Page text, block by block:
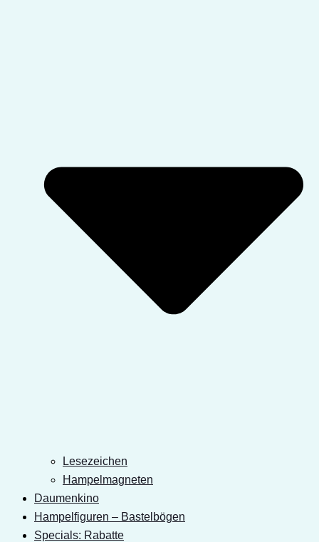
Lesezeichen
Hampelmagneten
Daumenkino
Hampelfiguren – Bastelbögen
Specials: Rabatte